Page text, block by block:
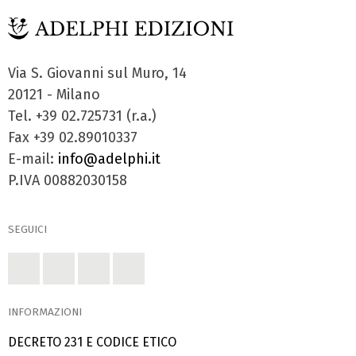
Via S. Giovanni sul Muro, 14
20121 - Milano
Tel. +39 02.725731 (r.a.)
Fax +39 02.89010337
E-mail: info@adelphi.it
P.IVA 00882030158
SEGUICI
INFORMAZIONI
DECRETO 231 E CODICE ETICO